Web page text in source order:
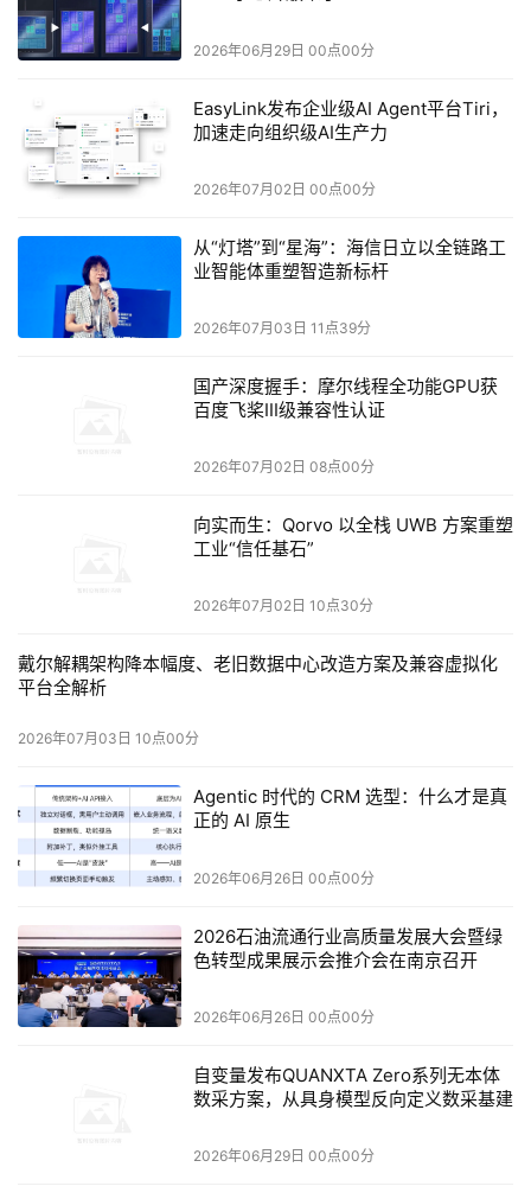
2026年06月29日 00点00分
EasyLink发布企业级AI Agent平台Tiri，
加速走向组织级AI生产力
2026年07月02日 00点00分
从“灯塔”到“星海”：海信日立以全链路工
业智能体重塑智造新标杆
2026年07月03日 11点39分
国产深度握手：摩尔线程全功能GPU获
百度飞桨III级兼容性认证
2026年07月02日 08点00分
向实而生：Qorvo 以全栈 UWB 方案重塑
工业“信任基石”
2026年07月02日 10点30分
戴尔解耦架构降本幅度、老旧数据中心改造方案及兼容虚拟化
平台全解析
2026年07月03日 10点00分
Agentic 时代的 CRM 选型：什么才是真
正的 AI 原生
2026年06月26日 00点00分
2026石油流通行业高质量发展大会暨绿
色转型成果展示会推介会在南京召开
2026年06月26日 00点00分
自变量发布QUANXTA Zero系列无本体
数采方案，从具身模型反向定义数采基建
2026年06月29日 00点00分